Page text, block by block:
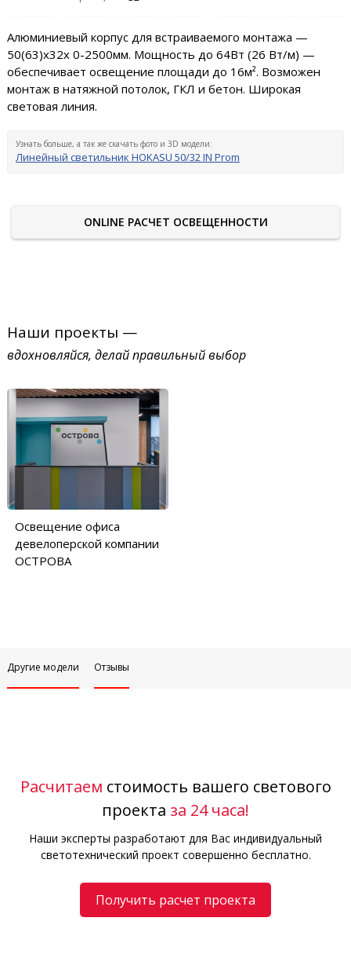
Алюминиевый корпус для встраиваемого монтажа —
50(63)х32x 0-2500мм. Мощность до 64Вт (26 Вт/м) —
обеспечивает освещение площади до 16м². Возможен
монтаж в натяжной потолок, ГКЛ и бетон. Широкая
световая линия.
Узнать больше, а так же скачать фото и 3D модели:
Линейный светильник HOKASU 50/32 IN Prom
ONLINE РАСЧЕТ ОСВЕЩЕННОСТИ
Наши проекты —
вдохновляйся, делай правильный выбор
Освещение офиса
девелоперской компании
ОСТРОВА
Другие модели Отзывы
Расчитаем стоимость вашего светового
проекта за 24 часа!
Наши эксперты разработают для Вас индивидуальный
светотехнический проект совершенно бесплатно.
Получить расчет проекта